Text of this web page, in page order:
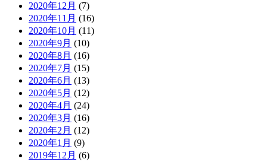
2020年12月 (7)
2020年11月 (16)
2020年10月 (11)
2020年9月 (10)
2020年8月 (16)
2020年7月 (15)
2020年6月 (13)
2020年5月 (12)
2020年4月 (24)
2020年3月 (16)
2020年2月 (12)
2020年1月 (9)
2019年12月 (6)